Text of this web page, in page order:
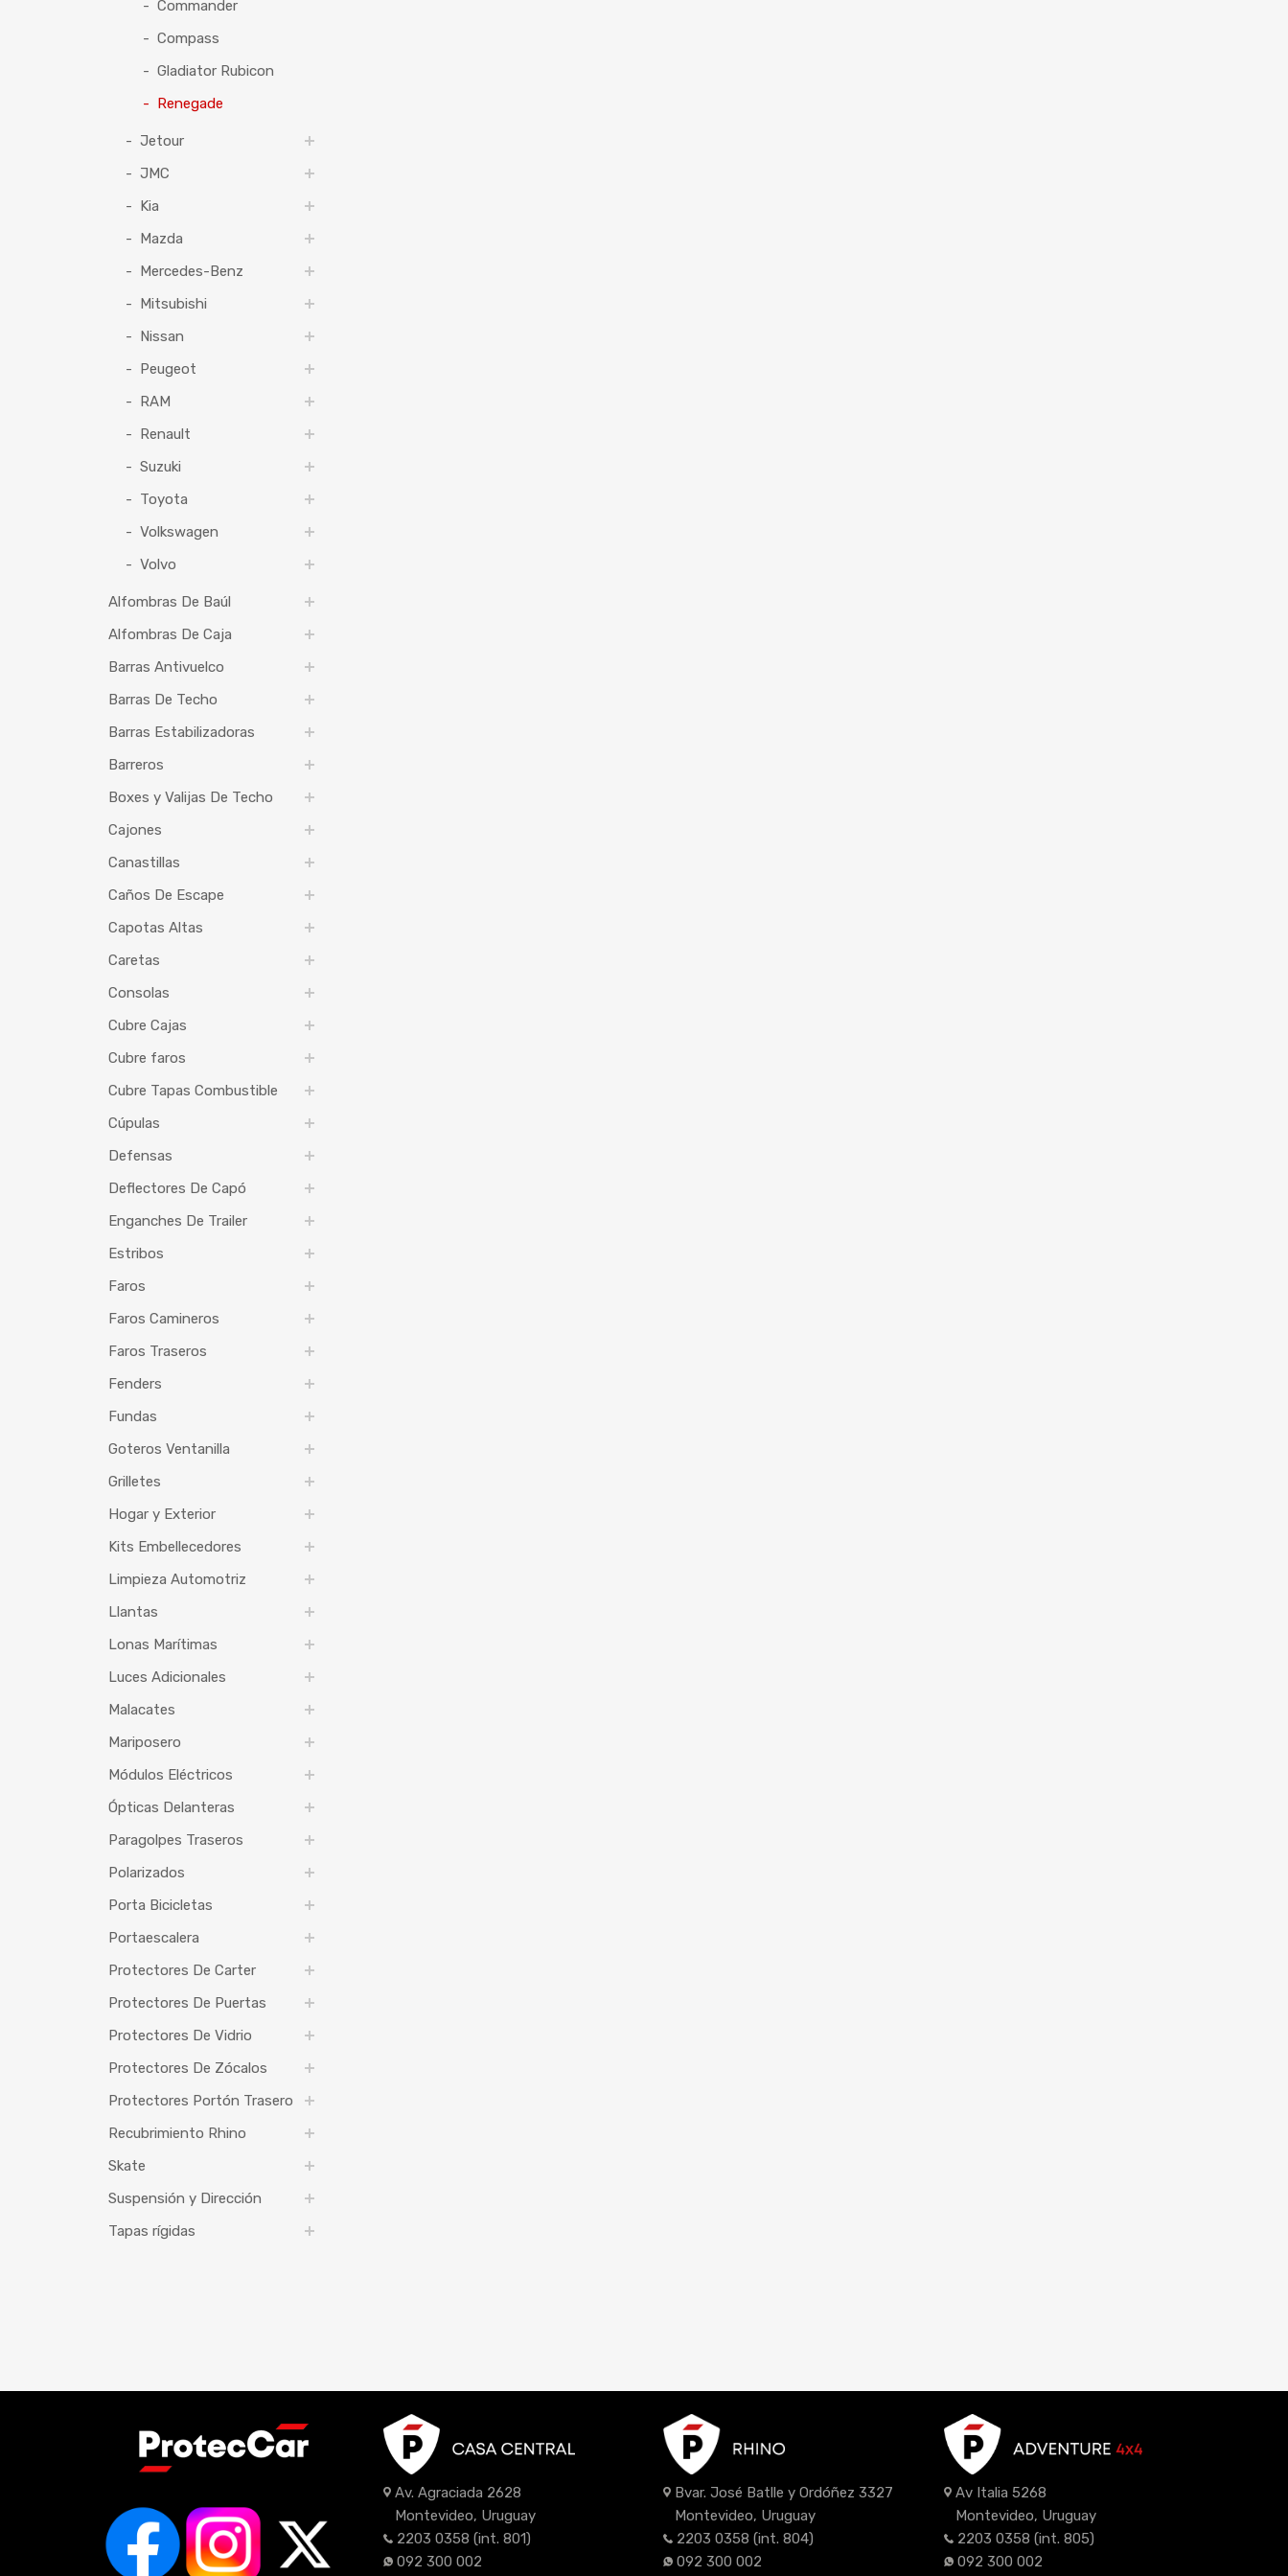
Commander
Compass
Gladiator Rubicon
Renegade
Jetour
JMC
Kia
Mazda
Mercedes-Benz
Mitsubishi
Nissan
Peugeot
RAM
Renault
Suzuki
Toyota
Volkswagen
Volvo
Alfombras De Baúl
Alfombras De Caja
Barras Antivuelco
Barras De Techo
Barras Estabilizadoras
Barreros
Boxes y Valijas De Techo
Cajones
Canastillas
Caños De Escape
Capotas Altas
Caretas
Consolas
Cubre Cajas
Cubre faros
Cubre Tapas Combustible
Cúpulas
Defensas
Deflectores De Capó
Enganches De Trailer
Estribos
Faros
Faros Camineros
Faros Traseros
Fenders
Fundas
Goteros Ventanilla
Grilletes
Hogar y Exterior
Kits Embellecedores
Limpieza Automotriz
Llantas
Lonas Marítimas
Luces Adicionales
Malacates
Mariposero
Módulos Eléctricos
Ópticas Delanteras
Paragolpes Traseros
Polarizados
Porta Bicicletas
Portaescalera
Protectores De Carter
Protectores De Puertas
Protectores De Vidrio
Protectores De Zócalos
Protectores Portón Trasero
Recubrimiento Rhino
Skate
Suspensión y Dirección
Tapas rígidas
Av. Agraciada 2628
Montevideo, Uruguay
2203 0358 (int. 801)
092 300 002
Bvar. José Batlle y Ordóñez 3327
Montevideo, Uruguay
2203 0358 (int. 804)
092 300 002
Av Italia 5268
Montevideo, Uruguay
2203 0358 (int. 805)
092 300 002